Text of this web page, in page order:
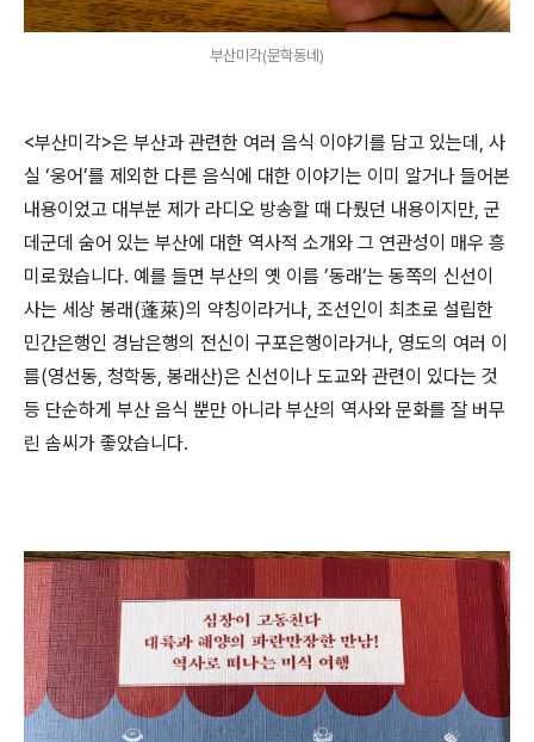
부산미각(문학동네)
<부산미각>은 부산과 관련한 여러 음식 이야기를 담고 있는데, 사
실 ‘웅어’를 제외한 다른 음식에 대한 이야기는 이미 알거나 들어본
내용이었고 대부분 제가 라디오 방송할 때 다뤘던 내용이지만, 군
데군데 숨어 있는 부산에 대한 역사적 소개와 그 연관성이 매우 흥
미로웠습니다. 예를 들면 부산의 옛 이름 ’동래‘는 동쪽의 신선이
사는 세상 봉래(蓬萊)의 약칭이라거나, 조선인이 최초로 설립한
민간은행인 경남은행의 전신이 구포은행이라거나, 영도의 여러 이
름(영선동, 청학동, 봉래산)은 신선이나 도교와 관련이 있다는 것
등 단순하게 부산 음식 뿐만 아니라 부산의 역사와 문화를 잘 버무
린 솜씨가 좋았습니다.